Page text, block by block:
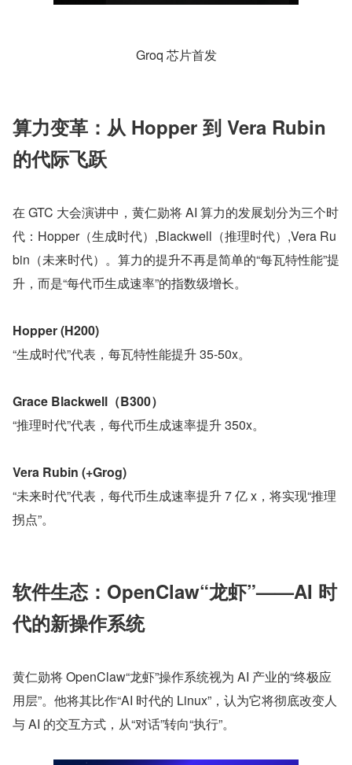
Groq 芯片首发
算力变革：从 Hopper 到 Vera Rubin
的代际飞跃
在 GTC 大会演讲中，黄仁勋将 AI 算力的发展划分为三个时
代：Hopper（生成时代）,Blackwell（推理时代）,Vera Ru
bin（未来时代）。算力的提升不再是简单的“每瓦特性能”提
升，而是“每代币生成速率”的指数级增长。
Hopper (H200)
“生成时代”代表，每瓦特性能提升 35-50x。
Grace Blackwell（B300）
“推理时代”代表，每代币生成速率提升 350x。
Vera Rubin (+Grog)
“未来时代”代表，每代币生成速率提升 7 亿 x，将实现“推理
拐点”。
软件生态：OpenClaw“龙虾”——AI 时
代的新操作系统
黄仁勋将 OpenClaw“龙虾”操作系统视为 AI 产业的“终极应
用层”。他将其比作“AI 时代的 Linux”，认为它将彻底改变人
与 AI 的交互方式，从“对话”转向“执行”。